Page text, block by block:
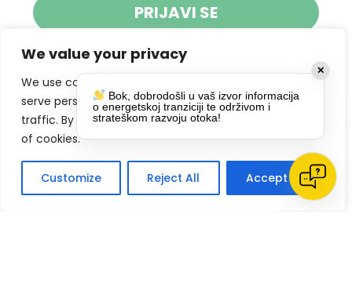
We value your privacy
We use cookies to enhance your browsing experience,
serve personalized ads or content, and analyze our
traffic. By clicking "Accept All", you consent to our use
of cookies.
Customize Reject All Accept All
PRIJAVI SE
Klikom na gumb dajete suglasnost za
primanje novosti Pokreta Otoka te se
slažete spolitikom privatnosti.
DRUŠTVENE MREŽE
✕
Bok, dobrodošli u vaš izvor informacija
o energetskoj tranziciji te održivom i
strateškom razvoju otoka!